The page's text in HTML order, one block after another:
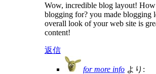
Wow, incredible blog layout!
blogging for? you made blogging
overall look of your web site is
content!
返信
for more info より: